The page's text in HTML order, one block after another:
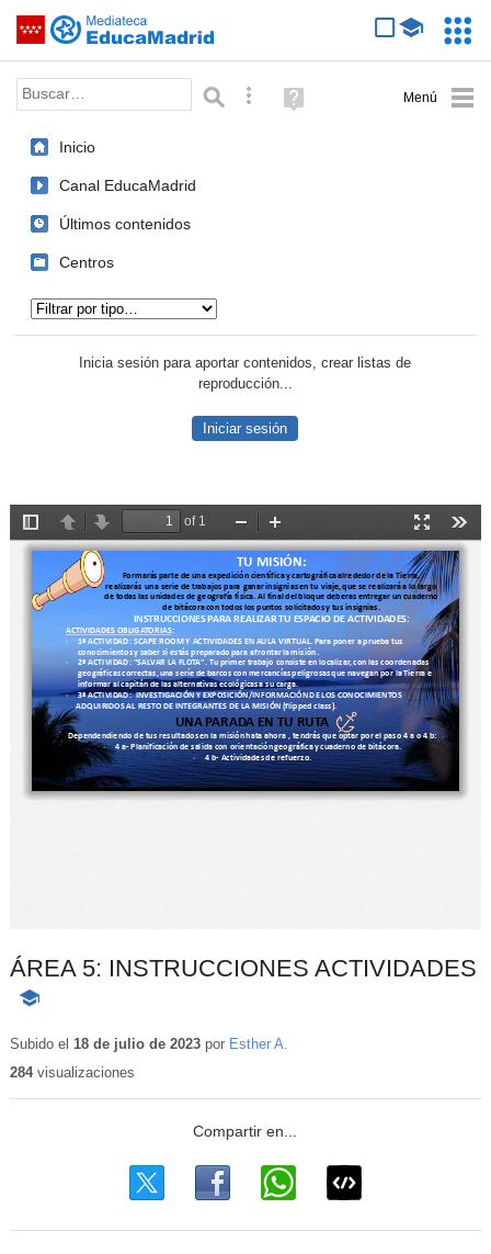
Saltar navegación
Palabra o frase: Búsqueda avanzada
Ayuda
(en
Inicio
Canal EducaMadrid
Últimos contenidos
Centros
Inicia sesión para aportar contenidos, crear listas de
reproducción...
Iniciar sesión
ÁREA 5: INSTRUCCIONES ACTIVIDADES
-
educativo
Subido el 18 de julio de 2023por Esther A.
284visualizaciones